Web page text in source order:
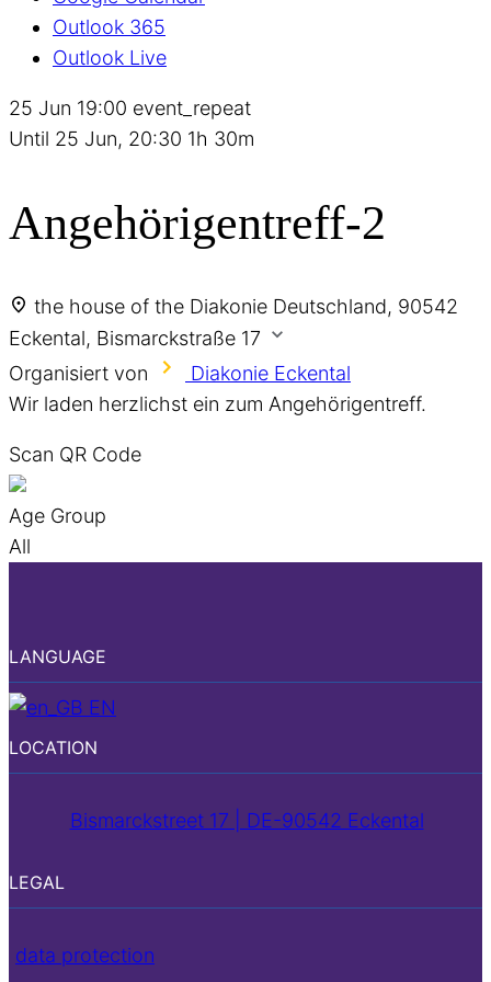
Outlook 365
Outlook Live
25 Jun 19:00 event_repeat
Until 25 Jun, 20:30 1h 30m
Angehörigentreff-2
the house of the Diakonie Deutschland, 90542
Eckental, Bismarckstraße 17
Organisiert von
Diakonie Eckental
Wir laden herzlichst ein zum Angehörigentreff.
Scan QR Code
Age Group
All
LANGUAGE
EN
LOCATION
Bismarckstreet 17 | DE-90542 Eckental
LEGAL
data protection